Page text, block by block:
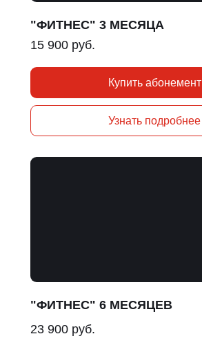
23 900 руб.
"ФИТНЕС" 6 МЕСЯЦЕВ
15 900 руб.
"ФИТНЕС" 3 МЕСЯЦА
Узнать подробнее
Купить абонемент